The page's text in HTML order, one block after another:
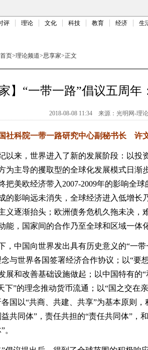
评 理论 文化 科技 教育 经济 生
首页>理论频道>思享家>正文
家】“一带一路”倡议五周
2018-08-08 11:34 来源： 光明网-理
科院一带一路研究中心副秘书长 许
来，世界进入了新的发展阶段：以投
为主导的攫取型的全球化发展模式日渐
把美欧经济带入2007-2009年的影响全
的影响远未消失，全球经济进入低增长
义逐渐抬头；欧洲债务危机久拖未决，
能，国家间的合作乃至全球和区域一体
中国向世界发出具有历史意义的“一带
与世界各国签署经济合作协议；以“要
展和改善基础设施做起；以中国特有的
下”的理念推动货币流通；以“国之交在
国以“共商、共建、共享”为基本原则
共同体”，责任共担的“责任共同体”，
。